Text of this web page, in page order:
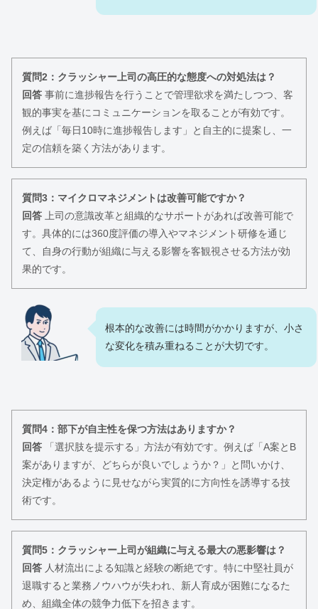
質問2：クラッシャー上司の高圧的な態度への対処法は？
回答 事前に進捗報告を行うことで管理欲求を満たしつつ、客
観的事実を基にコミュニケーションを取ることが有効です。
例えば「毎日10時に進捗報告します」と自主的に提案し、一
定の信頼を築く方法があります。
質問3：マイクロマネジメントは改善可能ですか？
回答 上司の意識改革と組織的なサポートがあれば改善可能で
す。具体的には360度評価の導入やマネジメント研修を通じ
て、自身の行動が組織に与える影響を客観視させる方法が効
果的です。
根本的な改善には時間がかかりますが、小さ
な変化を積み重ねることが大切です。
質問4：部下が自主性を保つ方法はありますか？
回答 「選択肢を提示する」方法が有効です。例えば「A案とB
案がありますが、どちらが良いでしょうか？」と問いかけ、
決定権があるように見せながら実質的に方向性を誘導する技
術です。
質問5：クラッシャー上司が組織に与える最大の悪影響は？
回答 人材流出による知識と経験の断絶です。特に中堅社員が
退職すると業務ノウハウが失われ、新人育成が困難になるた
め、組織全体の競争力低下を招きます。